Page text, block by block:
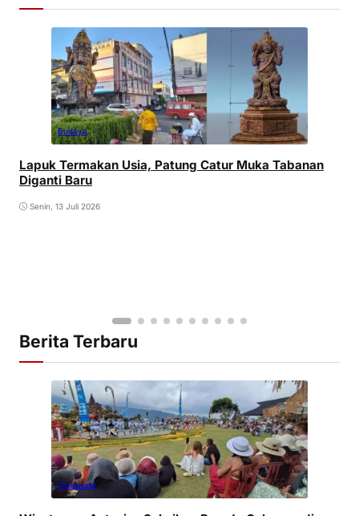
Budaya
Lapuk Termakan Usia, Patung Catur Muka Tabanan
Diganti Baru
Senin, 13 Juli 2026
Berita Terbaru
Pariwisata